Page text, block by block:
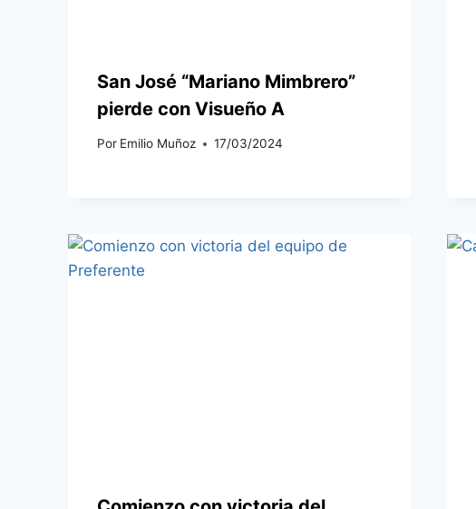
San José “Mariano Mimbrero”
pierde con Visueño A
Por Emilio Muñoz 17/03/2024